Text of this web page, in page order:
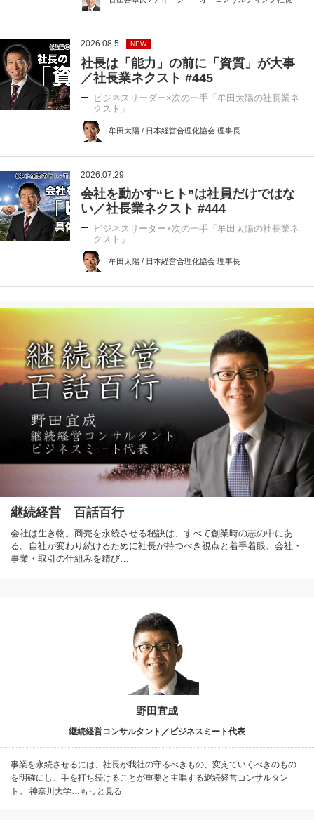
2026.08.5 NEW
社長は「能力」の前に「資質」が大事
／社長業ネクスト #445
ビジネスリーダー×次の一手「牟田太陽の社長業ネ
クスト」
牟田太陽 / 日本経営合理化協会 理事長
2026.07.29
会社を動かす“ヒト”は社員だけではな
い／社長業ネクスト #444
ビジネスリーダー×次の一手「牟田太陽の社長業ネ
クスト」
牟田太陽 / 日本経営合理化協会 理事長
継続経営 百話百行
会社は生き物。商売を永続させる秘訣は、すべて創業時の志の中にあ
る。自社が変わり続けるために社長が持つべき視点と着手着眼、会社・
事業・取引の仕組みを錆び…
野田宜成
継続経営コンサルタント／ビジネスミート代表
事業を永続させるには、社長が我社の守るべきもの、変えていくべきのもの
を明確にし、手を打ち続けることが重要と主唱する継続経営コンサルタン
ト。 神奈川大学…もっと見る